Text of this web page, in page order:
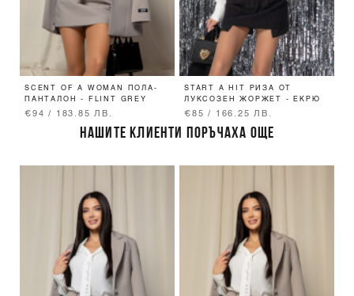
SCENT OF A WOMAN ПОЛА-
ПАНТАЛОН - FLINT GREY
€94 / 183.85 ЛВ.
START A HIT РИЗА ОТ
ЛУКСОЗЕН ЖОРЖЕТ - ЕКРЮ
€85 / 166.25 ЛВ.
НАШИТЕ КЛИЕНТИ ПОРЪЧАХА ОЩЕ